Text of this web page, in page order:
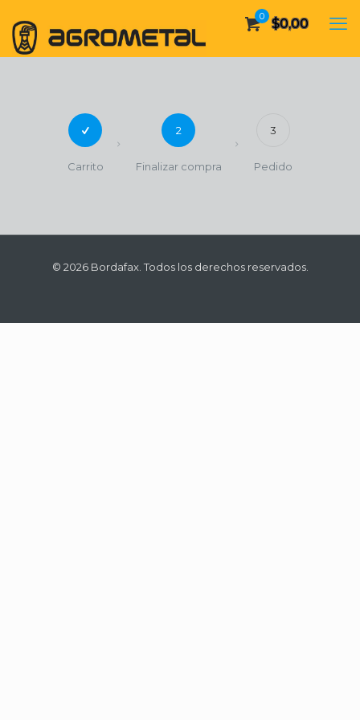
0 $0,00
Carrito
2
Finalizar compra
3
Pedido
© 2026 Bordafax. Todos los derechos reservados.